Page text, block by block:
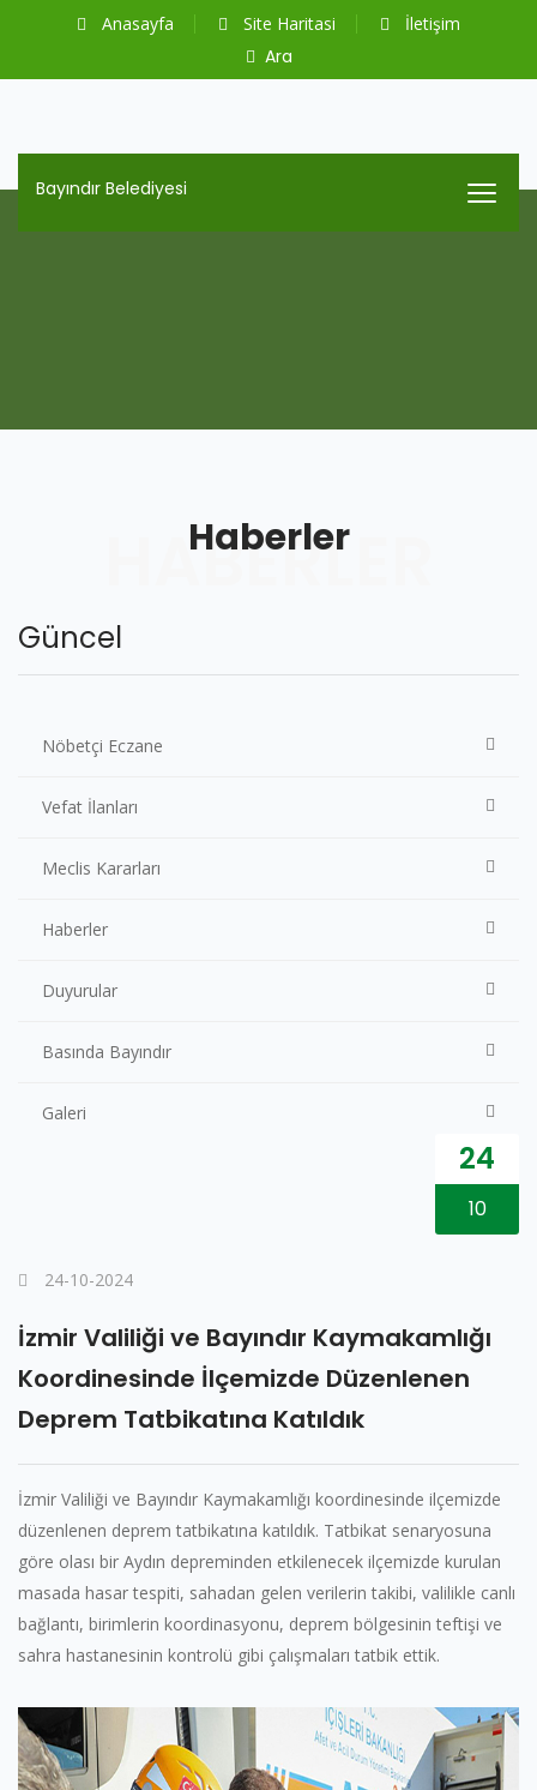
Anasayfa Site Haritasi İletişim
Ara
Bayındır Belediyesi
Haberler
HABERLER
Güncel
Nöbetçi Eczane
Vefat İlanları
Meclis Kararları
Haberler
Duyurular
Basında Bayındır
Galeri
24
10
24-10-2024
İzmir Valiliği ve Bayındır Kaymakamlığı
Koordinesinde İlçemizde Düzenlenen
Deprem Tatbikatına Katıldık
İzmir Valiliği ve Bayındır Kaymakamlığı koordinesinde ilçemizde
düzenlenen deprem tatbikatına katıldık. Tatbikat senaryosuna
göre olası bir Aydın depreminden etkilenecek ilçemizde kurulan
masada hasar tespiti, sahadan gelen verilerin takibi, valilikle canlı
bağlantı, birimlerin koordinasyonu, deprem bölgesinin teftişi ve
sahra hastanesinin kontrolü gibi çalışmaları tatbik ettik.